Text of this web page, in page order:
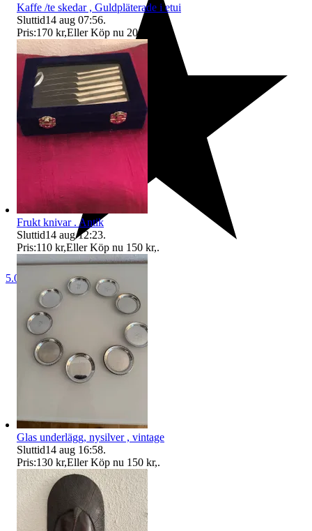
5.0
Kaffe /te skedar , Guldpläterade i etui
Sluttid14 aug 07:56.
Pris:170 kr,Eller Köp nu 200 kr
Frukt knivar . Antik
Sluttid14 aug 12:23.
Pris:110 kr,Eller Köp nu 150 kr,.
Glas underlägg, nysilver , vintage
Sluttid14 aug 16:58.
Pris:130 kr,Eller Köp nu 150 kr,.